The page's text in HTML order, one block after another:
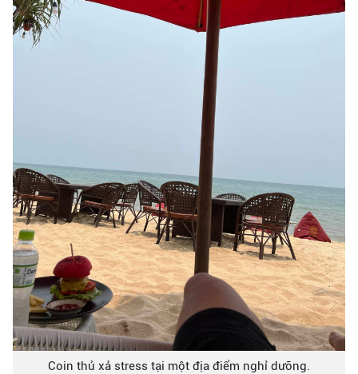
Coin thủ xả stress tại một địa điểm nghỉ dưỡng.